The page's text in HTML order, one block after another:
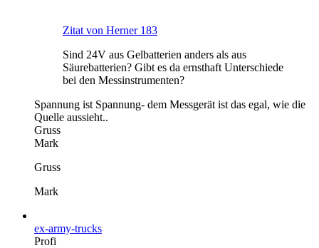
Zitat von Herner 183
Sind 24V aus Gelbatterien anders als aus
Säurebatterien? Gibt es da ernsthaft Unterschiede
bei den Messinstrumenten?
Spannung ist Spannung- dem Messgerät ist das egal, wie die
Quelle aussieht..
Gruss
Mark
Gruss
Mark
ex-army-trucks
Profi